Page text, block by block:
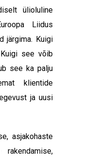
ülioluline
Liidus
järgima. Kuigi
Kuigi see võib
see ka palju
klientide
ja uusi
asjakohaste